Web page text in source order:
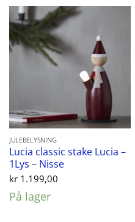
JULEBELYSNING
Lucia classic stake Lucia –
1Lys – Nisse
kr1.199,00
På lager